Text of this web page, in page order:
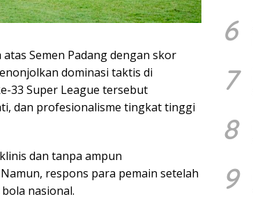
Semen Padang dengan skor
dominasi taktis di
33 Super League tersebut
dan profesionalisme tingkat tinggi
dan tanpa ampun
respons para pemain setelah
nasional.
6
7
8
9